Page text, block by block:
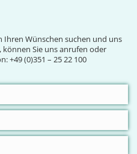
Ihren Wünschen suchen und uns
Sie uns anrufen oder
+49 (0)351 – 25 22 100